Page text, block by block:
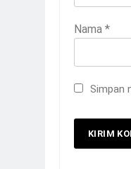
Nama *
Simpan